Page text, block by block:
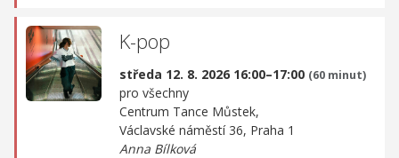
K-pop
středa 12. 8. 2026 16:00–17:00 (60 minut)
pro všechny
Centrum Tance Můstek,
Václavské náměstí 36, Praha 1
Anna Bílková